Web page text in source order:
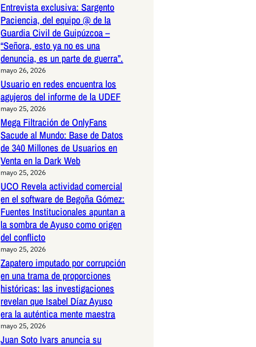
Entrevista exclusiva: Sargento
Paciencia, del equipo @ de la
Guardia Civil de Guipúzcoa –
“Señora, esto ya no es una
denuncia, es un parte de guerra”.
mayo 26, 2026
Usuario en redes encuentra los
agujeros del informe de la UDEF
mayo 25, 2026
Mega Filtración de OnlyFans
Sacude al Mundo: Base de Datos
de 340 Millones de Usuarios en
Venta en la Dark Web
mayo 25, 2026
UCO Revela actividad comercial
en el software de Begoña Gómez:
Fuentes Institucionales apuntan a
la sombra de Ayuso como origen
del conflicto
mayo 25, 2026
Zapatero imputado por corrupción
en una trama de proporciones
históricas: las investigaciones
revelan que Isabel Díaz Ayuso
era la auténtica mente maestra
mayo 25, 2026
Juan Soto Ivars anuncia su